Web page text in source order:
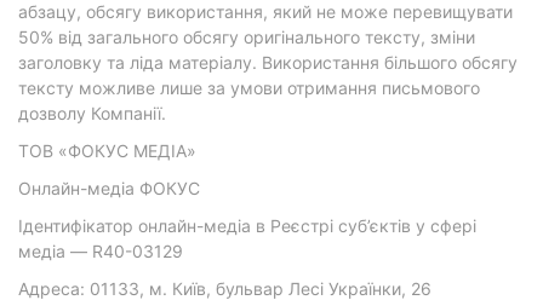
абзацу, обсягу використання, який не може перевищувати
50% від загального обсягу оригінального тексту, зміни
заголовку та ліда матеріалу. Використання більшого обсягу
тексту можливе лише за умови отримання письмового
дозволу Компанії.
ТОВ «ФОКУС МЕДІА»
Онлайн-медіа ФОКУС
Ідентифікатор онлайн-медіа в Реєстрі суб’єктів у сфері
медіа — R40-03129
Адреса: 01133, м. Київ, бульвар Лесі Українки, 26